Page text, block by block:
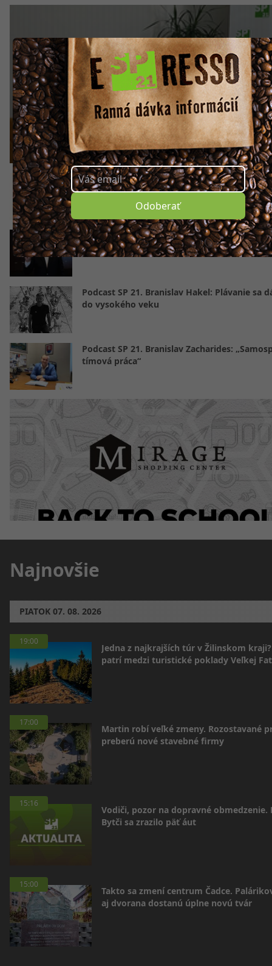
Odoberať
Najnovšie
PIATOK 07. 08. 2026
19:00
Jedna z najkrajších túr v Žilinskom
patrí medzi turistické poklady Veľkej
17:00
Martin robí veľké zmeny. Rozostavané
preberú nové stavebné firmy
15:16
Vodiči, pozor na dopravné obmedzenie.
Bytči sa zrazilo päť áut
15:00
Takto sa zmení centrum Čadce.
aj dvorana dostanú úplne novú tvár
PODCAST Na káve pod palmou. Ľuboš Dupkala
na Cyklomaratón do Rajeckých Teplíc
Belinský: Aby sme túto dobu zvládli,
politikov so životným príbehom (PODCAST)
PODCAST SP 21 Rastislav Chovanec pred
Sme skúsenejší a chalani si veľmi veria
Podcast SP 21. Branislav Hakel: Plávanie sa
do vysokého veku
Podcast SP 21. Branislav Zacharides:
tímová práca“